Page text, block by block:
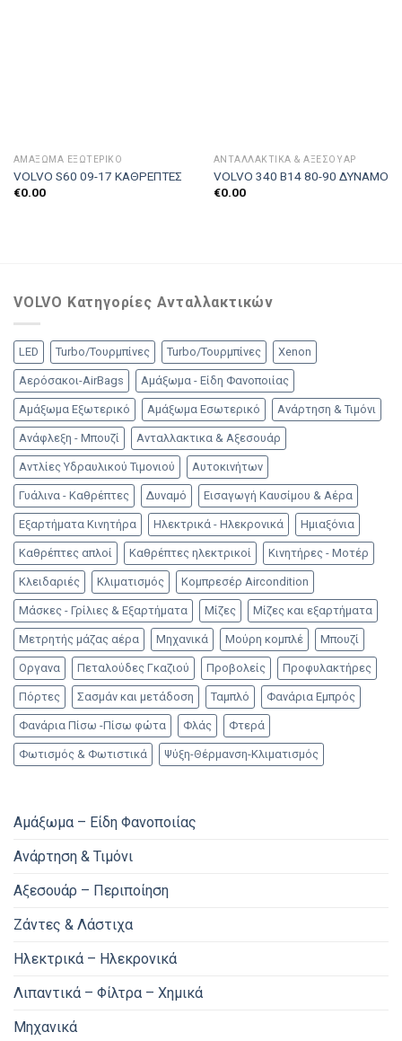
ΑΜΆΞΩΜΑ ΕΞΩΤΕΡΙΚΌ
VOLVO S60 09-17 ΚΑΘΡΕΠΤΕΣ
€0.00
ΑΝΤΑΛΛΑΚΤΙΚΑ & ΑΞΕΣΟΥΆΡ
VOLVO 340 Β14 80-90 ΔΥΝΑΜΟ
€0.00
VOLVO Κατηγορίες Ανταλλακτικών
LED Turbo/Τουρμπίνες Turbo/Τουρμπίνες Xenon
Αερόσακοι-AirBags Αμάξωμα - Είδη Φανοποιίας
Αμάξωμα Εξωτερικό Αμάξωμα Εσωτερικό Ανάρτηση & Τιμόνι
Ανάφλεξη - Μπουζί Ανταλλακτικα & Αξεσουάρ
Αντλίες Υδραυλικού Τιμονιού Αυτοκινήτων
Γυάλινα - Καθρέπτες Δυναμό Εισαγωγή Καυσίμου & Αέρα
Εξαρτήματα Κινητήρα Ηλεκτρικά - Ηλεκρονικά Ημιαξόνια
Καθρέπτες απλοί Καθρέπτες ηλεκτρικοί Κινητήρες - Μοτέρ
Κλειδαριές Κλιματισμός Κομπρεσέρ Aircondition
Μάσκες - Γρίλιες & Εξαρτήματα Μίζες Μίζες και εξαρτήματα
Μετρητής μάζας αέρα Μηχανικά Μούρη κομπλέ Μπουζί
Οργανα Πεταλούδες Γκαζιού Προβολείς Προφυλακτήρες
Πόρτες Σασμάν και μετάδοση Ταμπλό Φανάρια Εμπρός
Φανάρια Πίσω -Πίσω φώτα Φλάς Φτερά
Φωτισμός & Φωτιστικά Ψύξη-Θέρμανση-Κλιματισμός
Αμάξωμα – Είδη Φανοποιίας
Ανάρτηση & Τιμόνι
Αξεσουάρ – Περιποίηση
Ζάντες & Λάστιχα
Ηλεκτρικά – Ηλεκρονικά
Λιπαντικά – Φίλτρα – Χημικά
Μηχανικά